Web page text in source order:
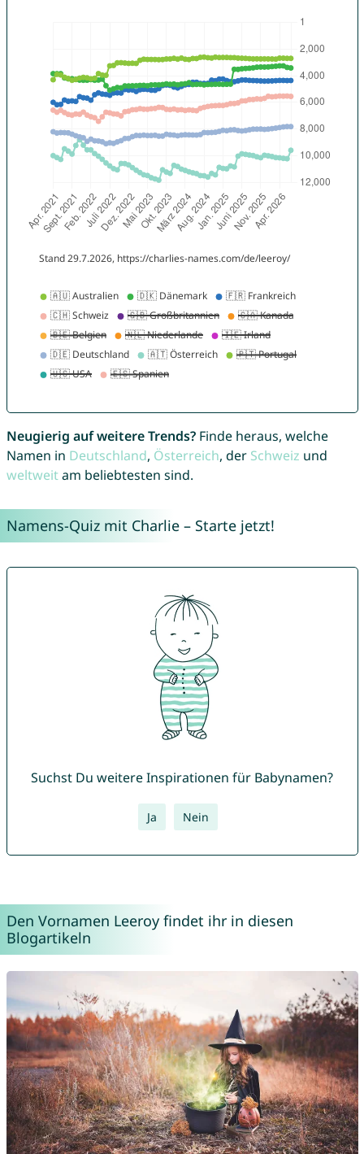
Neugierig auf weitere Trends?Finde heraus, welche
Namen in Deutschland, Österreich, der Schweiz und
weltweitam beliebtesten sind.
Namens-Quiz mit Charlie – Starte jetzt!
Suchst Du weitere Inspirationen für Babynamen?
Ja Nein
Den Vornamen Leeroy findet ihr in diesen
Blogartikeln